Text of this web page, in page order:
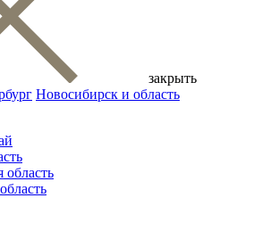
закрыть
Новосибирск и область
область